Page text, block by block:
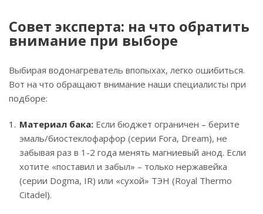
Совет эксперта: на что обратить
внимание при выборе
Выбирая водонагреватель впопыхах, легко ошибиться.
Вот на что обращают внимание наши специалисты при
подборе:
Материал бака: Если бюджет ограничен – берите
эмаль/биостеклофарфор (серии Fora, Dream), не
забывая раз в 1-2 года менять магниевый анод. Если
хотите «поставил и забыл» – только нержавейка
(серии Dogma, IR) или «сухой» ТЭН (Royal Thermo
Citadel).